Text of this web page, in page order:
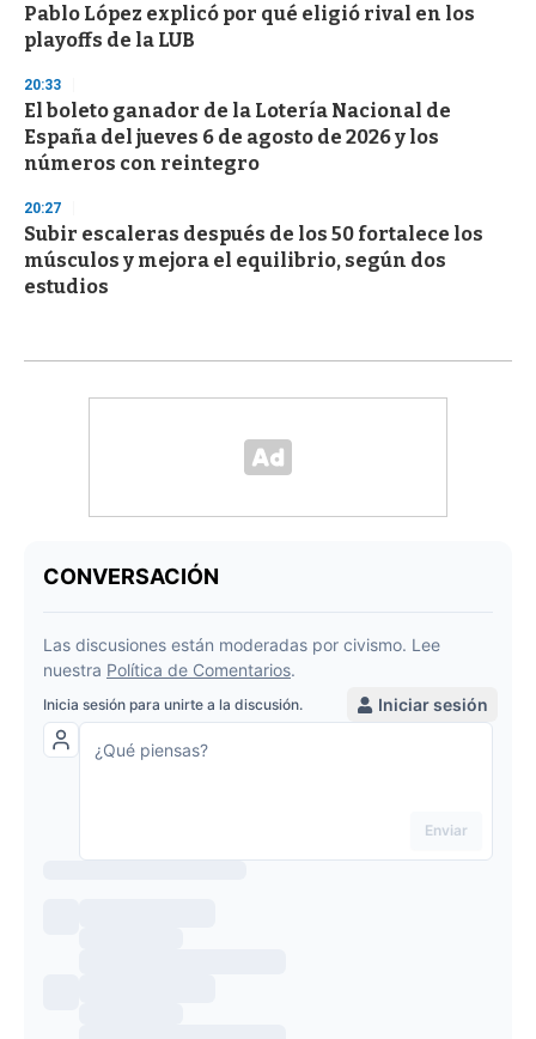
Pablo López explicó por qué eligió rival en los
playoffs de la LUB
20:33
El boleto ganador de la Lotería Nacional de
España del jueves 6 de agosto de 2026 y los
números con reintegro
20:27
Subir escaleras después de los 50 fortalece los
músculos y mejora el equilibrio, según dos
estudios